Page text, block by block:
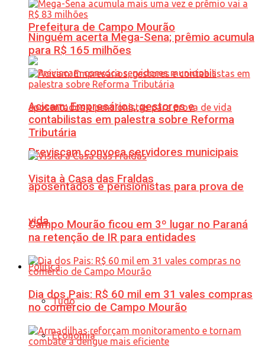
Prefeitura de Campo Mourão
Previscam convoca servidores municipais
aposentados e pensionistas para prova de
vida
Política
Tudo
Economia
Ninguém acerta Mega-Sena; prêmio acumula
para R$ 165 milhões
Acicam: Empresários, gestores e
contabilistas em palestra sobre Reforma
Tributária
Visita à Casa das Fraldas
Campo Mourão ficou em 3º lugar no Paraná
na retenção de IR para entidades
Dia dos Pais: R$ 60 mil em 31 vales compras
no comércio de Campo Mourão